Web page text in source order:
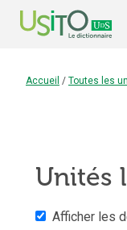
Accueil / Toutes les
Unités
Afficher les